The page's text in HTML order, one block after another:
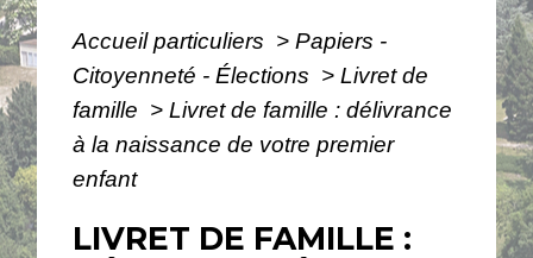
Accueil particuliers > Papiers -
Citoyenneté - Élections > Livret de
famille > Livret de famille : délivrance
à la naissance de votre premier
enfant
LIVRET DE FAMILLE :